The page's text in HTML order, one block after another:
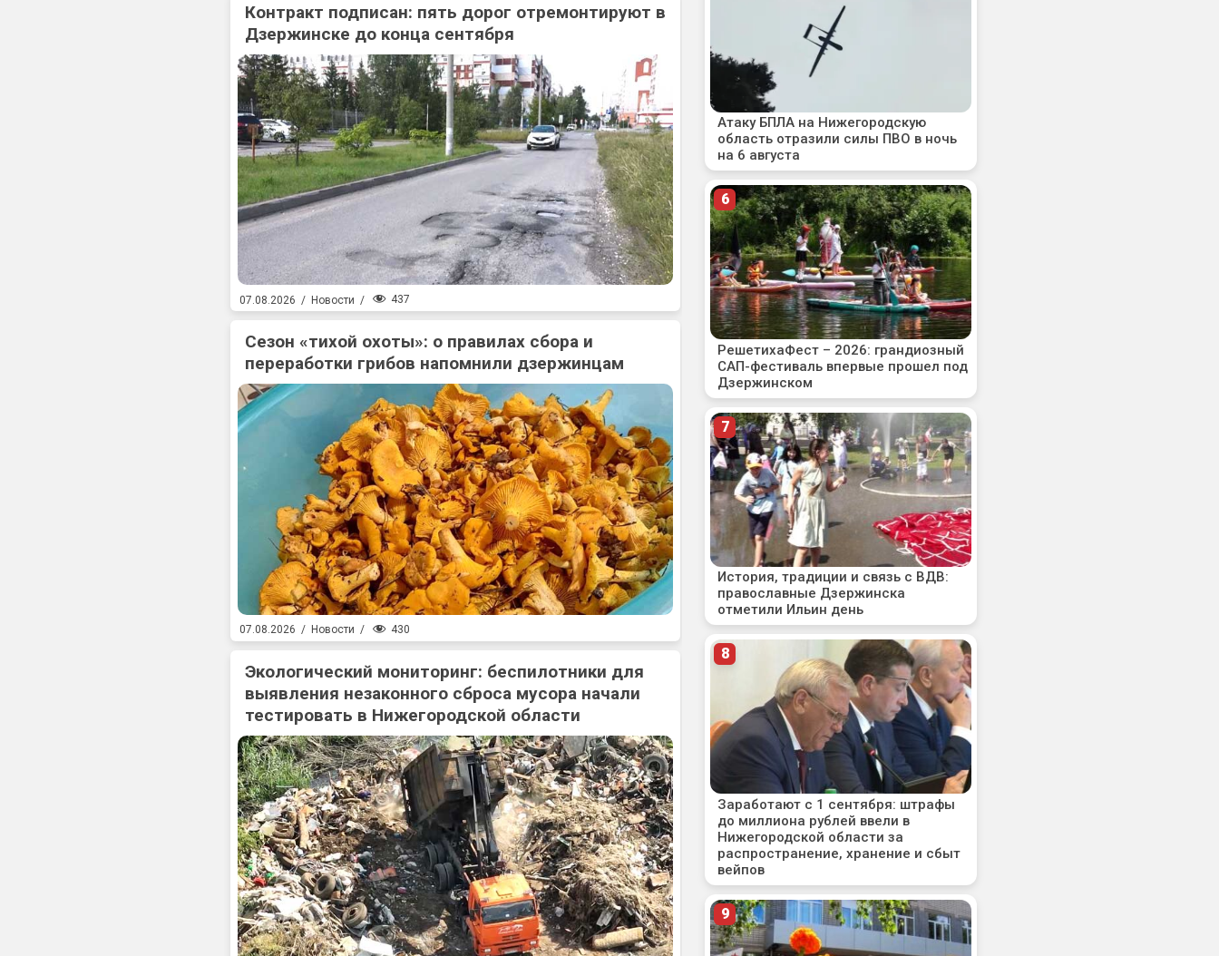
Контракт подписан: пять дорог отремонтируют в
Дзержинске до конца сентября
07.08.2026 / Новости / 437
Сезон «тихой охоты»: о правилах сбора и
переработки грибов напомнили дзержинцам
07.08.2026 / Новости / 430
Экологический мониторинг: беспилотники для
выявления незаконного сброса мусора начали
тестировать в Нижегородской области